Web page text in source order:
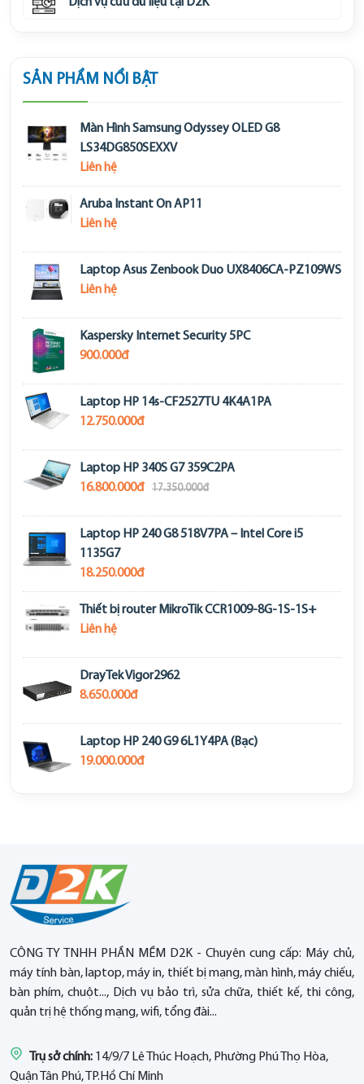
SẢN PHẨM NỔI BẬT
Màn Hình Samsung Odyssey OLED G8
LS34DG850SEXXV
Liên hệ
Aruba Instant On AP11
Liên hệ
Laptop Asus Zenbook Duo UX8406CA-PZ109WS
Liên hệ
Kaspersky Internet Security 5PC
900.000đ
Laptop HP 14s-CF2527TU 4K4A1PA
12.750.000đ
Laptop HP 340S G7 359C2PA
16.800.000đ
17.350.000đ
Laptop HP 240 G8 518V7PA – Intel Core i5
1135G7
18.250.000đ
Thiết bị router MikroTik CCR1009-8G-1S-1S+
Liên hệ
DrayTek Vigor2962
8.650.000đ
Laptop HP 240 G9 6L1Y4PA (Bạc)
19.000.000đ
CÔNG TY TNHH PHẦN MỀM D2K - Chuyên cung cấp: Máy chủ,
máy tính bàn, laptop, máy in, thiết bị mạng, màn hình, máy chiếu,
bàn phím, chuột..., Dịch vụ bảo trì, sửa chữa, thiết kế, thi công,
quản trị hệ thống mạng, wifi, tổng đài...
Trụ sở chính: 14/9/7 Lê Thúc Hoạch, Phường Phú Thọ Hòa,
Quận Tân Phú, TP.Hồ Chí Minh